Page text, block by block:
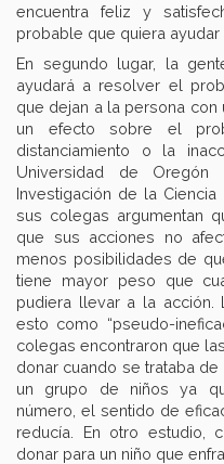
encuentra feliz y
probable que quiera ayudar
En segundo lugar, la
ayudará a resolver el
que dejan a la persona
un efecto sobre el
distanciamiento o la
Universidad de
Investigación de la
sus colegas argumentan
que sus acciones no
menos posibilidades de
tiene mayor peso que
pudiera llevar a la acción.
esto como “pseudo-
colegas encontraron que
donar cuando se trataba
un grupo de niños ya
número, el sentido de
reducía. En otro estudio,
donar para un niño que